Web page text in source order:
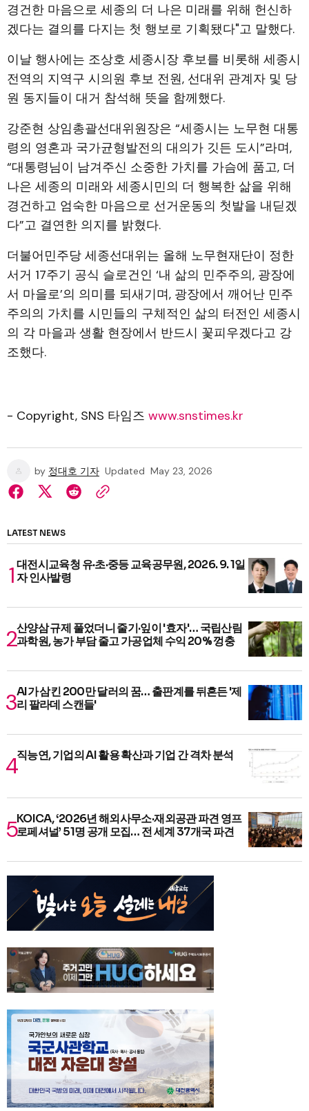
경건한 마음으로 세종의 더 나은 미래를 위해 헌신하
겠다는 결의를 다지는 첫 행보로 기획됐다"고 말했다.
이날 행사에는 조상호 세종시장 후보를 비롯해 세종시
전역의 지역구 시의원 후보 전원, 선대위 관계자 및 당
원 동지들이 대거 참석해 뜻을 함께했다.
강준현 상임총괄선대위원장은 “세종시는 노무현 대통
령의 영혼과 국가균형발전의 대의가 깃든 도시”라며,
“대통령님이 남겨주신 소중한 가치를 가슴에 품고, 더
나은 세종의 미래와 세종시민의 더 행복한 삶을 위해
경건하고 엄숙한 마음으로 선거운동의 첫발을 내딛겠
다”고 결연한 의지를 밝혔다.
더불어민주당 세종선대위는 올해 노무현재단이 정한
서거 17주기 공식 슬로건인 ‘내 삶의 민주주의, 광장에
서 마을로’의 의미를 되새기며, 광장에서 깨어난 민주
주의의 가치를 시민들의 구체적인 삶의 터전인 세종시
의 각 마을과 생활 현장에서 반드시 꽃피우겠다고 강
조했다.
- Copyright, SNS 타임즈 www.snstimes.kr
by 정대호 기자 Updated May 23, 2026
LATEST NEWS
대전시교육청 유·초·중등 교육공무원, 2026. 9. 1일
자 인사발령
산양삼 규제 풀었더니 줄기·잎이 '효자'… 국립산림
과학원, 농가 부담 줄고 가공업체 수익 20% 껑충
AI가 삼킨 200만 달러의 꿈… 출판계를 뒤흔든 '제
리 팔라데 스캔들'
직능연, 기업의 AI 활용 확산과 기업 간 격차 분석
KOICA, ‘2026년 해외사무소·재외공관 파견 영프
로페셔널’ 51명 공개 모집… 전 세계 37개국 파견